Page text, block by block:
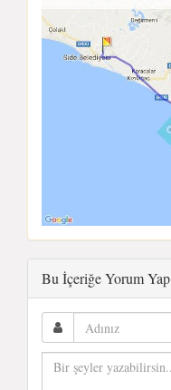
Bu İçeriğe Yorum Yap